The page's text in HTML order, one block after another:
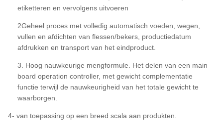
etiketteren en vervolgens uitvoeren
2Geheel proces met volledig automatisch voeden, wegen,
vullen en afdichten van flessen/bekers, productiedatum
afdrukken en transport van het eindproduct.
3. Hoog nauwkeurige mengformule. Het delen van een main
board operation controller, met gewicht complementatie
functie terwijl de nauwkeurigheid van het totale gewicht te
waarborgen.
4- van toepassing op een breed scala aan produkten.